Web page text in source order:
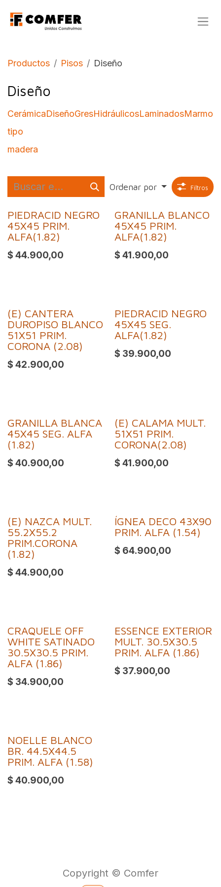
Productos Pisos Diseño
Diseño
Cerámica
tipo
madera
DiseñoGresHidráulicosLaminados
Ordenar por Filtros
PIEDRACID NEGRO
45X45 PRIM.
ALFA(1.82)
$ 44.900,00
GRANILLA BLANCO
45X45 PRIM.
ALFA(1.82)
$ 41.900,00
(E) CANTERA
DUROPISO BLANCO
51X51 PRIM.
CORONA (2.08)
$ 42.900,00
PIEDRACID NEGRO
45X45 SEG.
ALFA(1.82)
$ 39.900,00
GRANILLA BLANCA
45X45 SEG. ALFA
(1.82)
$ 40.900,00
(E) CALAMA MULT.
51X51 PRIM.
CORONA(2.08)
$ 41.900,00
(E) NAZCA MULT.
55.2X55.2
PRIM.CORONA
(1.82)
$ 44.900,00
Oferta
ÍGNEA DECO 43X90
PRIM. ALFA (1.54)
$ 64.900,00
CRAQUELE OFF
WHITE SATINADO
30.5X30.5 PRIM.
ALFA (1.86)
$ 34.900,00
ESSENCE EXTERIOR
MULT. 30.5X30.5
PRIM. ALFA (1.86)
$ 37.900,00
NOELLE BLANCO
BR. 44.5X44.5
PRIM. ALFA (1.58)
$ 40.900,00
Copyright © Comfer